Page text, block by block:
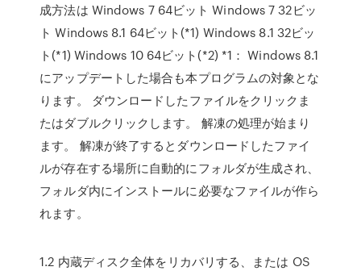
成方法は Windows 7 64ビット Windows 7 32ビッ
ト Windows 8.1 64ビット(*1) Windows 8.1 32ビッ
ト(*1) Windows 10 64ビット(*2) *1： Windows 8.1
にアップデートした場合も本プログラムの対象とな
ります。 ダウンロードしたファイルをクリックま
たはダブルクリックします。 解凍の処理が始まり
ます。 解凍が終了するとダウンロードしたファイ
ルが存在する場所に自動的にフォルダが生成され、
フォルダ内にインストールに必要なファイルが作ら
れます。
1.2 内蔵ディスク全体をリカバリする、または OS